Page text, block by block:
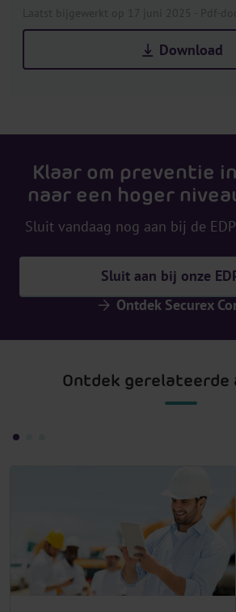
Download
Klaar om preventie
naar een hoger
Sluit vandaag nog aan bij de
Sluit aan bij onze
Ontdek Securex
Ontdek gerelateerde